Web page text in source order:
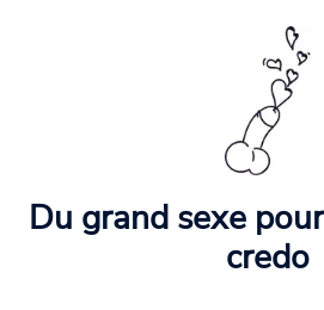
Du grand sexe
credo